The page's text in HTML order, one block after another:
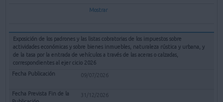
Mostrar
Exposición de los padrones y las listas cobratorias de los impuestos sobre
actividades económicas y sobre bienes inmuebles, naturaleza rústica y urbana, y
de la tasa por la entrada de vehículos a través de las aceras o calzadas,
correspondientes al ejer cicio 2026
09/07/2026
31/12/2026